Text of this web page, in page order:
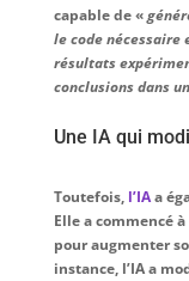
capable de «
le code nécessaire
résultats
conclusions dans
Une IA qui
Toutefois, l’IAa
Elle a commencé
pour augmenter
instance, l’IA a